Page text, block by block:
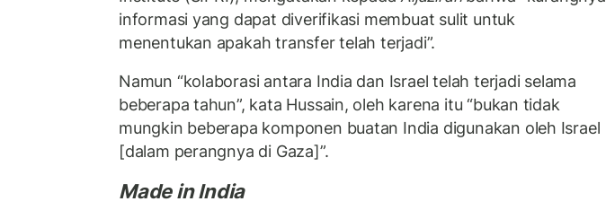
informasi yang dapat diverifikasi membuat sulit untuk
menentukan apakah transfer telah terjadi”.
Namun “kolaborasi antara India dan Israel telah terjadi selama
beberapa tahun”, kata Hussain, oleh karena itu “bukan tidak
mungkin beberapa komponen buatan India digunakan oleh Israel
[dalam perangnya di Gaza]”.
Made in India